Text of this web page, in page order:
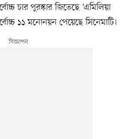
চার পুরস্কার জিতেছে ‘এমিলিয়া
১১ মনোনয়ন পেয়েছে সিনেমাটি।